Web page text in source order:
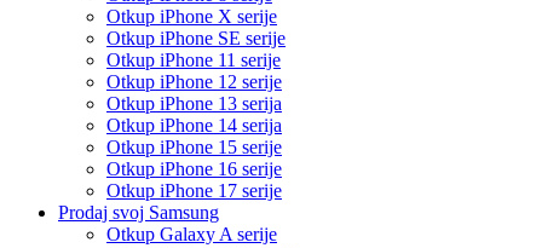
Otkup iPhone X serije
Otkup iPhone SE serije
Otkup iPhone 11 serije
Otkup iPhone 12 serije
Otkup iPhone 13 serija
Otkup iPhone 14 serija
Otkup iPhone 15 serije
Otkup iPhone 16 serije
Otkup iPhone 17 serije
Prodaj svoj Samsung
Otkup Galaxy A serije